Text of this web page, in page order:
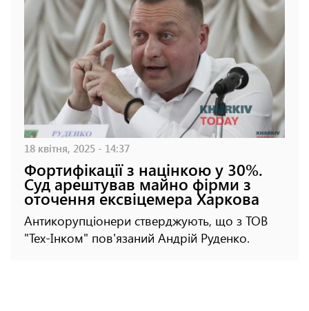
18 квітня, 2025 - 14:37
Фортифікації з націнкою у 30%.
Суд арештував майно фірми з
оточення ексвіцемера Харкова
Антикорупціонери стверджують, що з ТОВ
"Тех-Інком" пов'язаний Андрій Руденко.